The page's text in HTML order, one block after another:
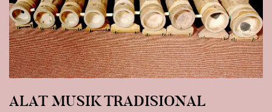
ALAT MUSIK TRADISIONAL